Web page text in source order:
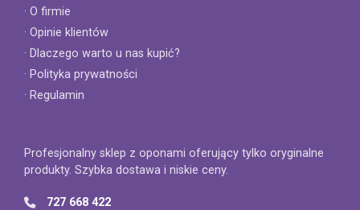
· O firmie
· Opinie klientów
· Dlaczego warto u nas kupić?
· Polityka prywatności
· Regulamin
Profesjonalny sklep z oponami oferujący tylko oryginalne
produkty. Szybka dostawa i niskie ceny.
727 668 422